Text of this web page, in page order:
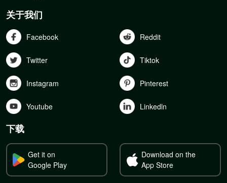
关于我们
Facebook Reddit
Twitter Tiktok
Instagram Pinterest
Youtube Linkedln
下载
Get it on
Google Play
Download on the
App Store